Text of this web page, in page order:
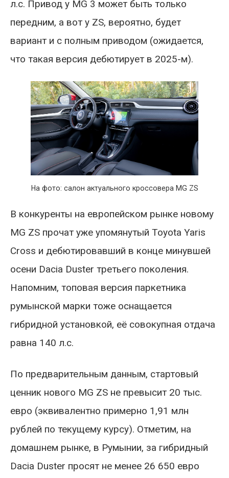
л.с. Привод у MG 3 может быть только
передним, а вот у ZS, вероятно, будет
вариант и с полным приводом (ожидается,
что такая версия дебютирует в 2025-м).
На фото: салон актуального кроссовера MG ZS
В конкуренты на европейском рынке новому
MG ZS прочат уже упомянутый Toyota Yaris
Cross и дебютировавший в конце минувшей
осени Dacia Duster третьего поколения.
Напомним, топовая версия паркетника
румынской марки тоже оснащается
гибридной установкой, её совокупная отдача
равна 140 л.с.
По предварительным данным, стартовый
ценник нового MG ZS не превысит 20 тыс.
евро (эквивалентно примерно 1,91 млн
рублей по текущему курсу). Отметим, на
домашнем рынке, в Румынии, за гибридный
Dacia Duster просят не менее 26 650 евро